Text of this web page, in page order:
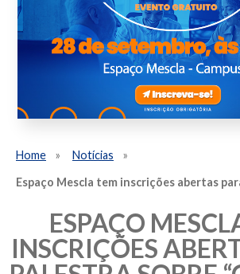
Home
Notícias
Espaço Mescla tem inscrições abertas
ESPAÇO
INSCRIÇÕES